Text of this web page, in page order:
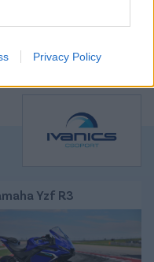
Privacy Policy
Yzf R3